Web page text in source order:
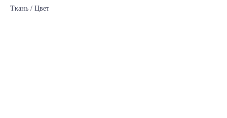
Ткань / Цвет